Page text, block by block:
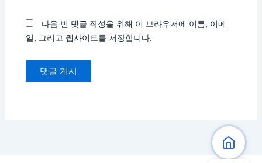
다음 번 댓글 작성을 위해 이 브라우저에 이름, 이메
일, 그리고 웹사이트를 저장합니다.